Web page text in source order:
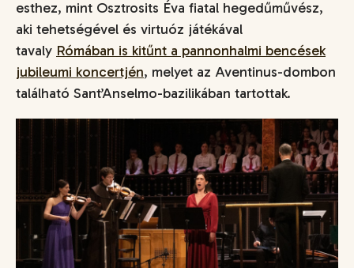
esthez, mint Osztrosits Éva fiatal hegedűművész,
aki tehetségével és virtuóz játékával
tavaly Rómában is kitűnt a pannonhalmi bencések
jubileumi koncertjén, melyet az Aventinus-dombon
található Sant’Anselmo-bazilikában tartottak.